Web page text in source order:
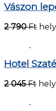
Vászon
2 790 Ft
Hotel
2 045 Ft